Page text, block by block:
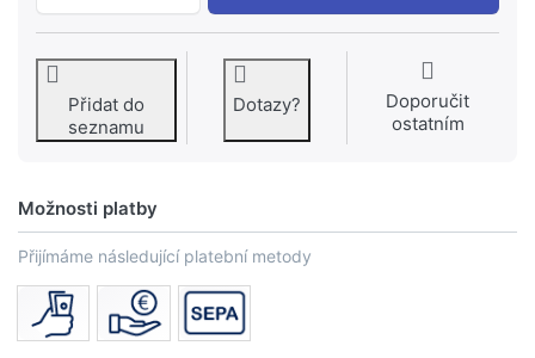
Přidat do
seznamu
Dotazy?
Doporučit
ostatním
Možnosti platby
Přijímáme následující platební metody